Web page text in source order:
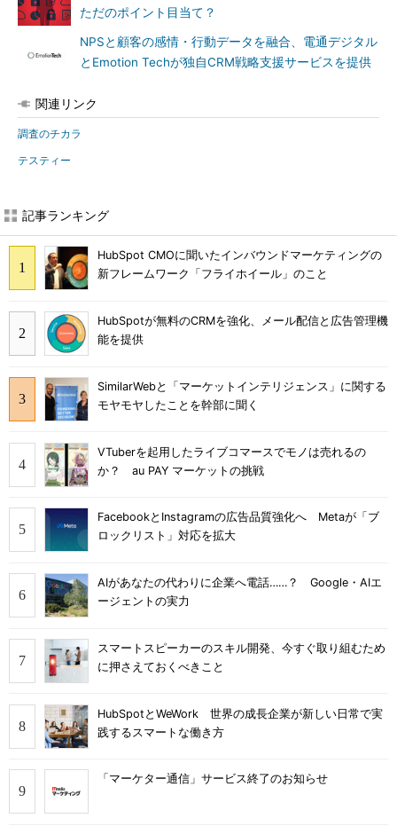
ただのポイント目当て？
NPSと顧客の感情・行動データを融合、電通デジタル
とEmotion Techが独自CRM戦略支援サービスを提供
関連リンク
調査のチカラ
テスティー
記事ランキング
HubSpot CMOに聞いたインバウンドマーケティングの
新フレームワーク「フライホイール」のこと
HubSpotが無料のCRMを強化、メール配信と広告管理機
能を提供
SimilarWebと「マーケットインテリジェンス」に関する
モヤモヤしたことを幹部に聞く
VTuberを起用したライブコマースでモノは売れるの
か？ au PAY マーケットの挑戦
FacebookとInstagramの広告品質強化へ Metaが「ブ
ロックリスト」対応を拡大
AIがあなたの代わりに企業へ電話……？ Google・AIエ
ージェントの実力
スマートスピーカーのスキル開発、今すぐ取り組むため
に押さえておくべきこと
HubSpotとWeWork 世界の成長企業が新しい日常で実
践するスマートな働き方
「マーケター通信」サービス終了のお知らせ